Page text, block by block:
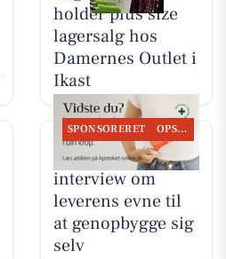
holder plus size
lagersalg hos
Damernes Outlet i
Ikast
SPONSORERET OPSLAGSTAVLEN
Ikast Apotek deler
interview om
leverens evne til
at genopbygge sig
selv